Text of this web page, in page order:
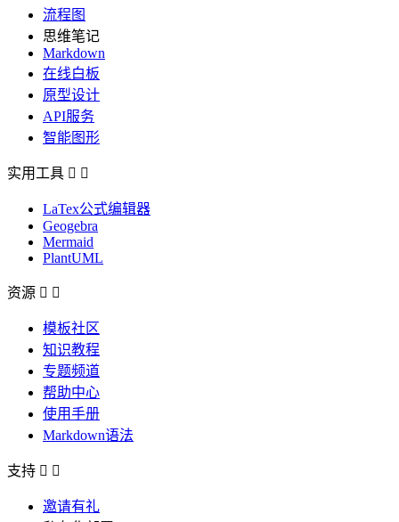
流程图
思维笔记
Markdown
在线白板
原型设计
API服务
智能图形
实用工具  
LaTex公式编辑器
Geogebra
Mermaid
PlantUML
资源  
模板社区
知识教程
专题频道
帮助中心
使用手册
Markdown语法
支持  
邀请有礼